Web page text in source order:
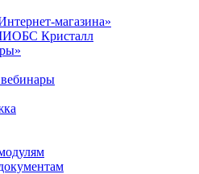
магазина»
Кристалл